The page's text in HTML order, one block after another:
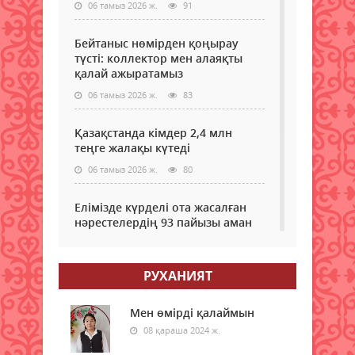
–
–...
©
06 тамыз 2026 ж. 91
Бейтаныс нөмірден қоңырау
түсті: коллектор мен алаяқты
қалай ажыратамыз
06 тамыз 2026 ж. 83
Қазақстанда кімдер 2,4 млн
теңге жалақы күтеді
06 тамыз 2026 ж. 80
Елімізде күрделі ота жасалған
нәрестелердің 93 пайызы аман
ЖОО-ға қабылдауда ескеріледі
06 тамыз 2026 ж. 80
РУХАНИЯТ
Мен өмірді қалаймын
08 қараша 2024 ж.